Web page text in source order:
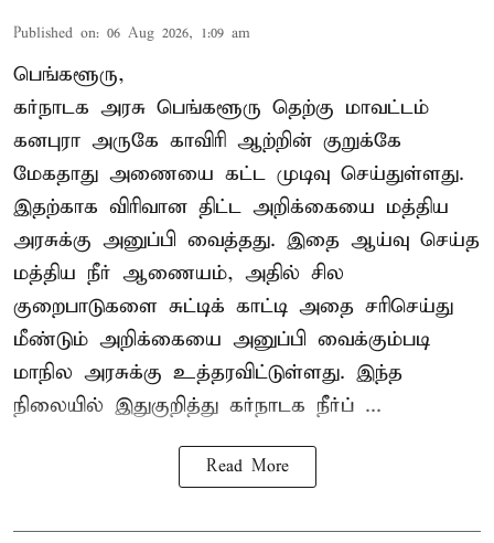
Published on: 06 Aug 2026, 1:09 am
பெங்களூரு,
கர்நாடக அரசு பெங்களூரு தெற்கு மாவட்டம்
கனபுரா அருகே காவிரி ஆற்றின் குறுக்கே
மேகதாது அணையை கட்ட முடிவு செய்துள்ளது.
இதற்காக விரிவான திட்ட அறிக்கையை மத்திய
அரசுக்கு அனுப்பி வைத்தது. இதை ஆய்வு செய்த
மத்திய நீர் ஆணையம், அதில் சில
குறைபாடுகளை சுட்டிக் காட்டி அதை சரிசெய்து
மீண்டும் அறிக்கையை அனுப்பி வைக்கும்படி
மாநில அரசுக்கு உத்தரவிட்டுள்ளது. இந்த
நிலையில் இதுகுறித்து கர்நாடக நீர்ப் ...
Read More